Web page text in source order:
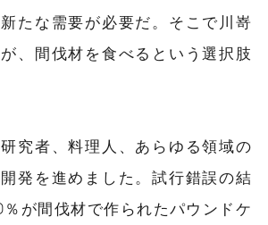
たな需要が必要だ。そこで川嵜
、間伐材を食べるという選択肢
研究者、料理人、あらゆる領域の
発を進めました。試行錯誤の結
が間伐材で作られたパウンドケ